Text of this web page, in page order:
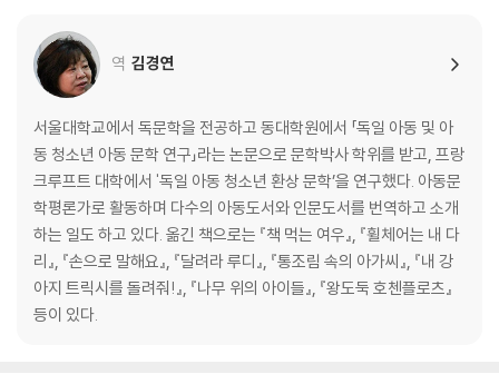
역 김경연
서울대학교에서 독문학을 전공하고 동대학원에서 「독일 아동 및 아
동 청소년 아동 문학 연구」라는 논문으로 문학박사 학위를 받고, 프랑
크루프트 대학에서 '독일 아동 청소년 환상 문학’을 연구했다. 아동문
학평론가로 활동하며 다수의 아동도서와 인문도서를 번역하고 소개
하는 일도 하고 있다. 옮긴 책으로는 『책 먹는 여우』, 『휠체어는 내 다
리』, 『손으로 말해요』, 『달려라 루디』, 『통조림 속의 아가씨』, 『내 강
아지 트릭시를 돌려줘!』, 『나무 위의 아이들』, 『왕도둑 호첸플로츠』
등이 있다.